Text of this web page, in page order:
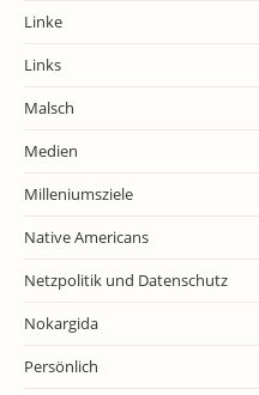
Linke
Links
Malsch
Medien
Milleniumsziele
Native Americans
Netzpolitik und Datenschutz
Nokargida
Persönlich